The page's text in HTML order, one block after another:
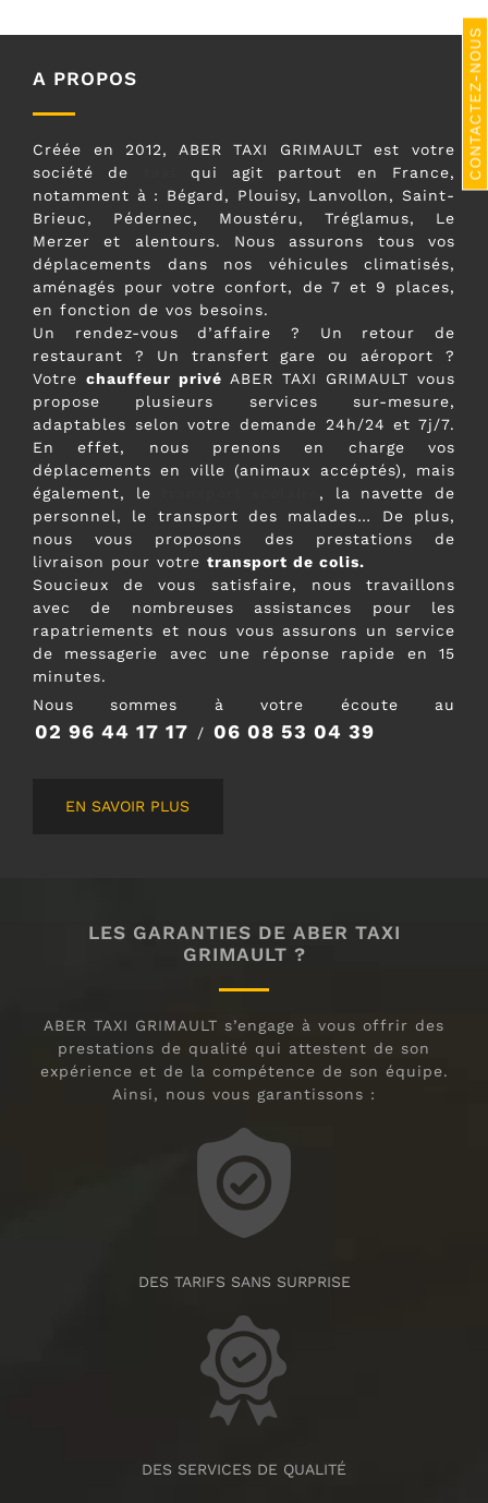
A PROPOS
Créée en 2012, ABER TAXI GRIMAULT est votre
société de
qui agit partout en France,
notamment à : Bégard, Plouisy, Lanvollon, Saint-
Brieuc, Pédernec, Moustéru, Tréglamus, Le
Merzer et alentours. Nous assurons tous vos
déplacements dans nos véhicules climatisés,
aménagés pour votre confort, de 7 et 9 places,
en fonction de vos besoins.
Un rendez-vous d’affaire ? Un retour de
restaurant ? Un transfert gare ou aéroport ?
Votre chauffeur privé ABER TAXI GRIMAULT vous
propose plusieurs services sur-mesure,
adaptables selon votre demande 24h/24 et 7j/7.
En effet, nous prenons en charge vos
déplacements en ville (animaux accéptés), mais
également, le
, la navette de
personnel, le transport des malades… De plus,
nous vous proposons des prestations de
livraison pour votre transport de colis.
Soucieux de vous satisfaire, nous travaillons
avec de nombreuses assistances pour les
rapatriements et nous vous assurons un service
de messagerie avec une réponse rapide en 15
minutes.
Nous sommes à votre écoute au
02 96 44 17 17 / 06 08 53 04 39
EN SAVOIR PLUS
LES GARANTIES DE ABER TAXI
GRIMAULT ?
ABER TAXI GRIMAULT s’engage à vous offrir des
prestations de qualité qui attestent de son
expérience et de la compétence de son équipe.
Ainsi, nous vous garantissons :
DES TARIFS SANS SURPRISE
DES SERVICES DE QUALITÉ
CONTACTEZ-NOUS